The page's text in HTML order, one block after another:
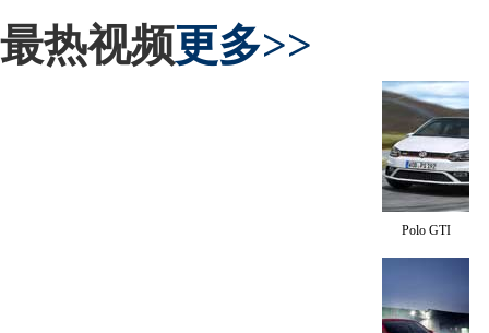
最热视频更多>>
Polo GTI